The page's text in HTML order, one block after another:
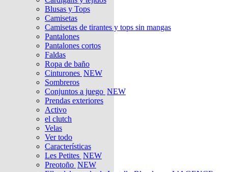
Blusas y Tops
Camisetas
Camisetas de tirantes y tops sin mangas
Pantalones
Pantalones cortos
Faldas
Ropa de baño
Cinturones NEW
Sombreros
Conjuntos a juego NEW
Prendas exteriores
Activo
el clutch
Velas
Ver todo
Características
Les Petites NEW
Preotoño NEW